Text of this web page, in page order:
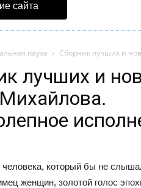
сайта
пауза Сборник лучших и
лучших и
который бы не
женщин, золотой голос